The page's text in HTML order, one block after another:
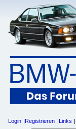
Login Registrieren Links